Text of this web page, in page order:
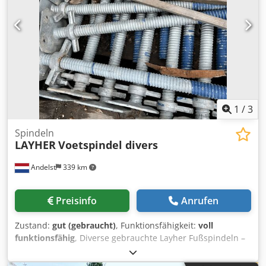
Bereifung vorne Typ: Non Marking Bereifung vorne
Zustand: 60 - 80% Bereifung hinten Typ: Non Marking
Bereifung hinten Zustand: 60 - 80% Batterie Volt: 48V
Batterie Ah: 625Ah Batterie Typ: PzS Seitenschieber, 3.
Ventil, Arbeitsscheinwerfer hinten, Arbeitsscheinwerfer
vorn, Dkedpsw U E Uujfx Ai Rjr
1 /3
Andelst 339 km
Spindeln
LAYHER Voetspindel divers
Preisinfo Anrufen
Zustand: gut (gebraucht), Funktionsfähigkeit: voll
funktionsfähig, Diverse gebrauchte Layher Fußspindeln –
verstellbare Basisstützen für Systemgerüste Dksdpjw
Ddavofx Ai Rsr Sie suchen gebrauchte Fußspindeln für